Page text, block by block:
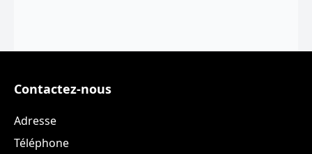
Contactez-nous
Adresse
Téléphone